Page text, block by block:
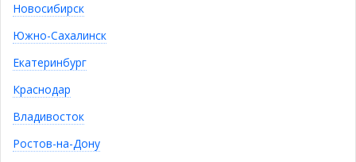
Натуральная кожа
Эксплуатация:
кожи должна располагаться вдали от отопительных
систем и прямых солнечных лучей. Если доставка
мебели из натуральной кожи происходит в
холодное время года (низкая температура), то
перед эксплуатацией необходимо выдержать в
Новосибирск
Южно-Сахалинск
Екатеринбург
Краснодар
Владивосток
Ростов-на-Дону